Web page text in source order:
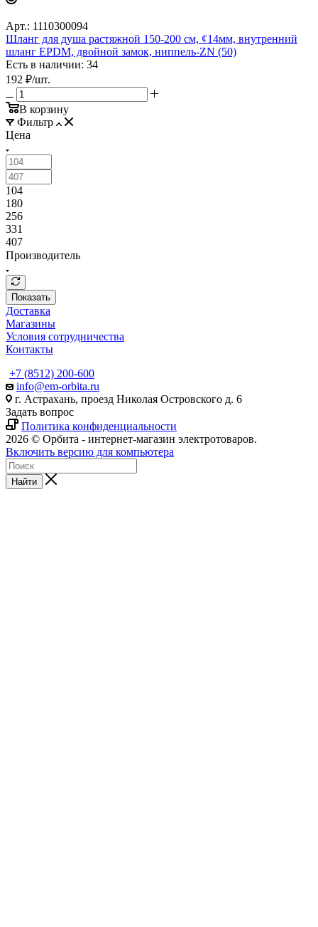
Арт.: 1110300094
Шланг для душа растяжной 150-200 см, ¢14мм, внутренний
шланг EPDM, двойной замок, ниппель-ZN (50)
Есть в наличии: 34
192 ₽/шт.
В корзину
Фильтр
Цена
104
180
256
331
407
Производитель
Показать
Доставка
Магазины
Условия сотрудничества
Контакты
+7 (8512) 200-600
info@em-orbita.ru
г. Астрахань, проезд Николая Островского д. 6
Задать вопрос
Политика конфиденциальности
2026 © Орбита - интернет-магазин электротоваров.
Включить версию для компьютера
Найти